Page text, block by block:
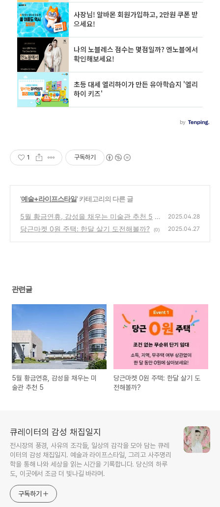
1 구독하기
'예술+라이프스타일' 카테고리의 다른 글
5월 황금연휴, 감성을 채우는 미술관 추천 5
(3)
2025.04.28
당근마켓 0원 주택: 한달 살기 도전해볼까? (0) 2025.04.27
관련글
5월 황금연휴, 감성을 채우는 미
술관 추천 5
당근마켓 0원 주택: 한달 살기 도
전해볼까?
큐레이터의 감성 채집일지
전시장의 풍경, 사유의 조각들, 일상의 감각을 모아 담는 큐레
이터의 감성 채집일지. 예술과 라이프스타일, 그리고 사주명리
학을 통해 나와 세상을 읽는 시간을 기록합니다. 당신의 하루
도, 이곳에서 조금 더 빛나길 바라며.
구독하기